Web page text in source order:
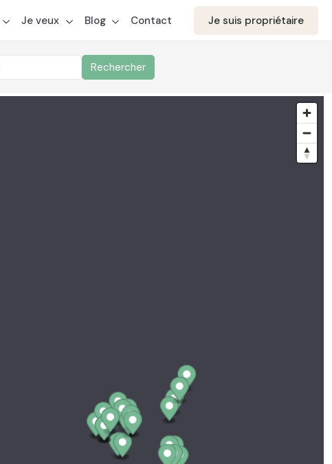
Je veux Blog Contact Je suis propriétaire
Rechercher
et traite votre candidature